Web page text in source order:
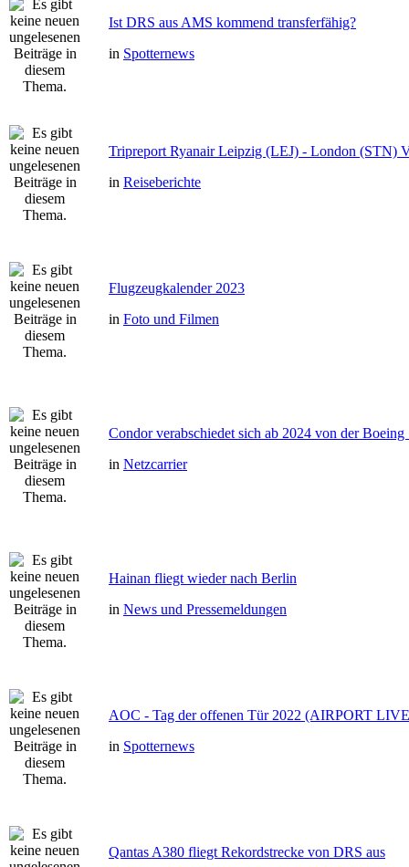
Ist DRS aus AMS kommend transferfähig?
in Spotternews
Tripreport Ryanair Leipzig (LEJ) - London (STN)
in Reiseberichte
Flugzeugkalender 2023
in Foto und Filmen
Condor verabschiedet sich ab 2024 von der Boeing
in Netzcarrier
Hainan fliegt wieder nach Berlin
in News und Pressemeldungen
AOC - Tag der offenen Tür 2022 (AIRPORT
in Spotternews
Qantas A380 fliegt Rekordstrecke von DRS aus